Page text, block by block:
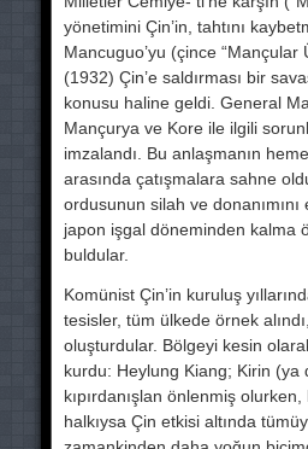
yönetimini Çin’in, tahtını
Mancuguo’yu (çince
(1932) Çin’e saldırma­sı bir
konusu haline geldi. General
Mançur­ya ve Kore ile ilgili
imzalandı. Bu anlaş­manın
arasında çatışmalara sahne
ordusunun silah ve
japon işgal döneminden kalma
buldu­lar.
Komünist Çin’in kuruluş
tesisler, tüm ülkede örnek
oluşturdular. Bölgeyi kesin
kurdu: Heylung Kiang; Kirin
kıpırdanışlan ön­lenmiş
halkıysa Çin etkisi altında